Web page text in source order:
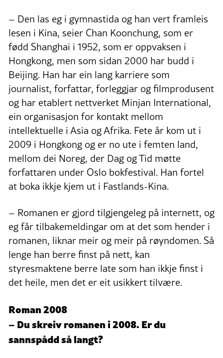
– Den las eg i gymnastida og han vert framleis
lesen i Kina, seier Chan Koonchung, som er
fødd Shanghai i 1952, som er oppvaksen i
Hongkong, men som sidan 2000 har budd i
Beijing. Han har ein lang karriere som
journalist, forfattar, forleggjar og filmprodusent
og har etablert nettverket Minjan International,
ein organisasjon for kontakt mellom
intellektuelle i Asia og Afrika. Fete år kom ut i
2009 i Hongkong og er no ute i femten land,
mellom dei Noreg, der Dag og Tid møtte
forfattaren under Oslo bokfestival. Han fortel
at boka ikkje kjem ut i Fastlands-Kina.
– Romanen er gjord tilgjengeleg på internett, og
eg får tilbakemeldingar om at det som hender i
romanen, liknar meir og meir på røyndomen. Så
lenge han berre finst på nett, kan
styresmaktene berre late som han ikkje finst i
det heile, men det er eit usikkert tilvære.
Roman 2008
– Du skreiv romanen i 2008. Er du
sannspådd så langt?